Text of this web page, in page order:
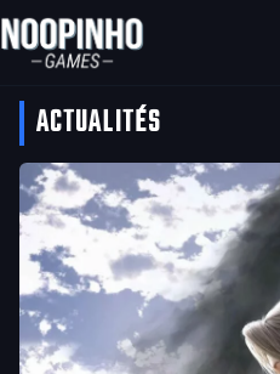
au
contenu
ACTUALITÉS